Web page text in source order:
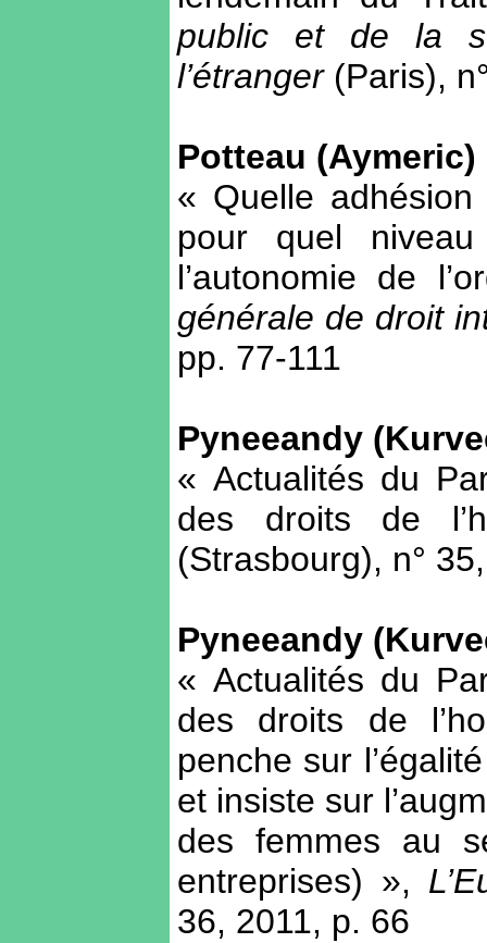
public et de la
l’étranger(Paris),
Potteau (Aymeric)
« Quelle
pour quel
l’autonomie de
générale de droit
pp. 77-111
Pyneeandy
« Actualités du
des droits de
(Strasbourg), n°
Pyneeandy
« Actualités du
des droits de
penche sur
et insiste sur
des femmes au
entreprises) »,
36, 2011, p. 66